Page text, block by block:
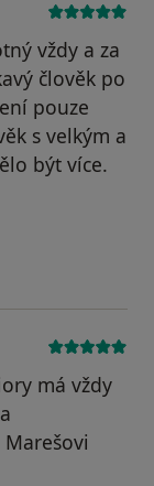
vždy a za
člověk po
pouze
s velkým a
být více.
má vždy